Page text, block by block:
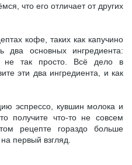
что его отличает от других
кофе, таких как капучино
основных ингредиента:
так просто. Всё дело в
эти два ингредиента, и как
эспрессо, кувшин молока и
получите что-то не совсем
рецепте гораздо больше
первый взгляд.